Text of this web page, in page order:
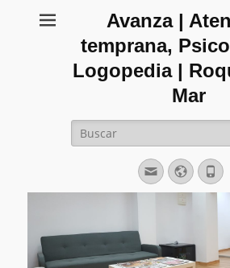
Avanza |
temprana,
Logopedia |
Mar
Buscar:
Correo
electrónico
Web